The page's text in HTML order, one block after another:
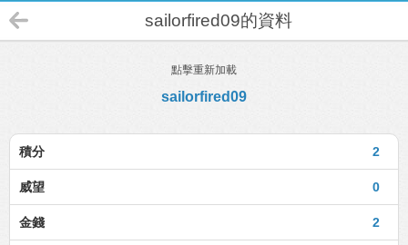
sailorfired09的資料
點擊重新加載
sailorfired09
2
積分
0
威望
2
金錢